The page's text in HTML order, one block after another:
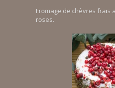
Fromage de chèvres frais
roses.